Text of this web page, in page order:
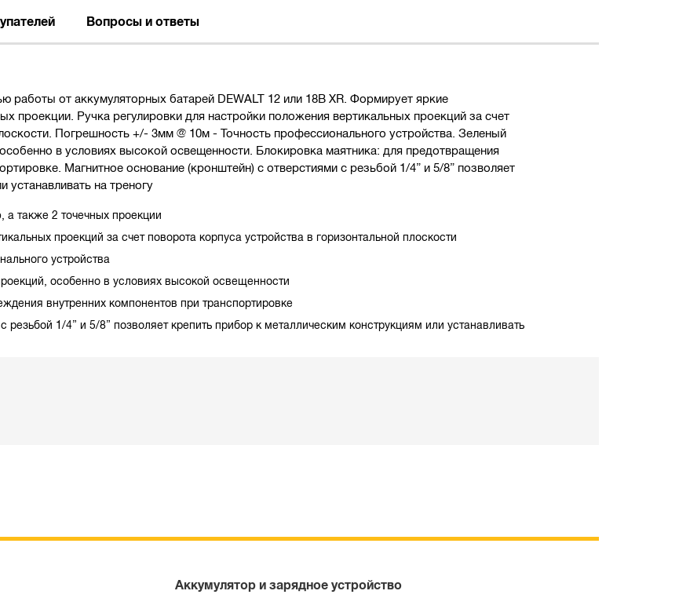
Вопросы и ответы
работы от аккумуляторных батарей DEWALT 12 или 18В XR. Формирует яркие
проекции. Ручка регулировки для настройки положения вертикальных проекций за счет
Погрешность +/- 3мм @ 10м - Точность профессионального устройства. Зеленый
в условиях высокой освещенности. Блокировка маятника: для предотвращения
Магнитное основание (кронштейн) с отверстиями с резьбой 1/4” и 5/8” позволяет
устанавливать на треногу
а также 2 точечных проекции
проекций за счет поворота корпуса устройства в горизонтальной плоскости
устройства
особенно в условиях высокой освещенности
внутренних компонентов при транспортировке
1/4” и 5/8” позволяет крепить прибор к металлическим конструкциям или устанавливать
Аккумулятор и зарядное устройство